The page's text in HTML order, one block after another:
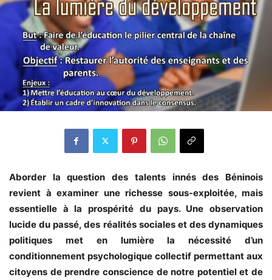
Aborder la question des talents innés des Béninois
revient à examiner une richesse sous-exploitée, mais
essentielle à la prospérité du pays. Une observation
lucide du passé, des réalités sociales et des dynamiques
politiques met en lumière la nécessité d’un
conditionnement psychologique collectif permettant aux
citoyens de prendre conscience de notre potentiel et de